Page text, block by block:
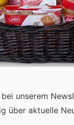
– besonders in
den
unserem
über aktuelle